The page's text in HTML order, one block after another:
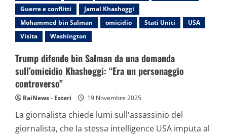
Guerre e conflitti
Jamal Khashoggi
Mohammed bin Salman
omicidio Stati Uniti
USA
Visita
Washington
Trump difende bin Salman da una domanda
sull’omicidio Khashoggi: “Era un personaggio
controverso”
RaiNews - Esteri 19 Novembre 2025
La giornalista chiede lumi sull'assassinio del
giornalista, che la stessa intelligence USA imputa al